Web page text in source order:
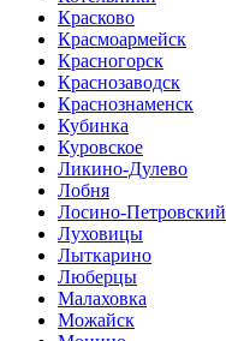
Красково
Красмоармейск
Красногорск
Краснозаводск
Краснознаменск
Кубинка
Куровское
Ликино-Дулево
Лобня
Лосино-Петровский
Луховицы
Лыткарино
Люберцы
Малаховка
Можайск